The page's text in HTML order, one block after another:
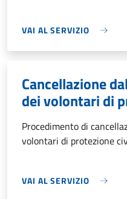
VAI AL SERVIZIO
Cancellazione
dei volontari di
Procedimento di
volontari di protezione
VAI AL SERVIZIO